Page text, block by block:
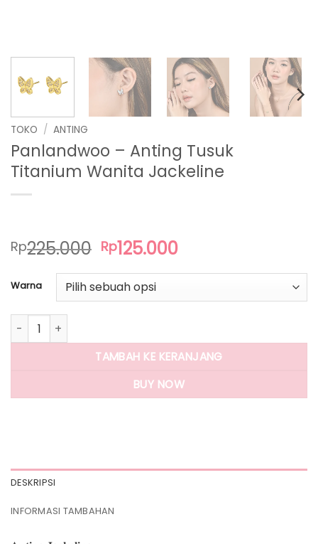
TOKO / ANTING
Panlandwoo – Anting Tusuk
Titanium Wanita Jackeline
Rp225.000 Harga
adalah:
Rp225.000.
Rp125.000Harga
adalah:
Warna
Kuantitas Panlandwoo - Anting Tusuk Titanium Wanita
TAMBAH KE KERANJANG
BUY NOW
DESKRIPSI
INFORMASI TAMBAHAN